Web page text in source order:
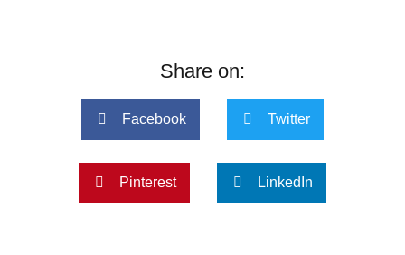
Share on:
Facebook Twitter
Pinterest LinkedIn